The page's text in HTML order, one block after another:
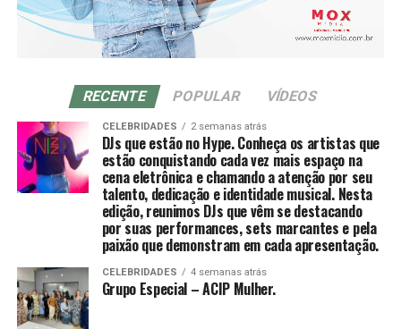
RECENTE POPULAR VÍDEOS
CELEBRIDADES 2 semanas atrás
DJs que estão no Hype. Conheça os artistas que
estão conquistando cada vez mais espaço na
cena eletrônica e chamando a atenção por seu
talento, dedicação e identidade musical. Nesta
edição, reunimos DJs que vêm se destacando
por suas performances, sets marcantes e pela
paixão que demonstram em cada apresentação.
CELEBRIDADES 4 semanas atrás
Grupo Especial – ACIP Mulher.